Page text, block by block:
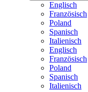
Englisch
Französisch
Poland
Spanisch
Italienisch
Englisch
Französisch
Poland
Spanisch
Italienisch